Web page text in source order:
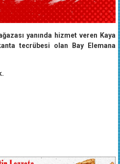
yanında hizmet veren Kaya
tecrübesi olan Bay Elemana